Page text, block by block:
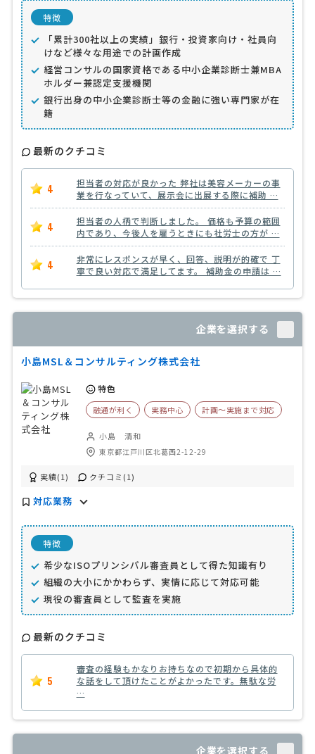
特徴
「累計300社以上の実績」銀行・投資家向け・社員向
けなど様々な用途での計画作成
経営コンサルの国家資格である中小企業診断士兼MBA
ホルダー兼認定支援機関
銀行出身の中小企業診断士等の金融に強い専門家が在
籍
最新のクチコミ
4
担当者の対応が良かった 弊社は美容メーカーの事
業を行なっていて、展示会に出展する際に補助 …
4
担当者の人柄で判断しました。 価格も予算の範囲
内であり、今後人を雇うときにも社労士の方が …
4
非常にレスポンスが早く、回答、説明が的確で 丁
寧で良い対応で満足してます。 補助金の申請は …
企業を選択する
小島MSL＆コンサルティング株式会社
特色
融通が利く 実務中心 計画〜実施まで対応
小島 清和
東京都江戸川区北葛西2-12-29
実績(1) クチコミ(1)
対応業務
特徴
希少なISOプリンシパル審査員として得た知識有り
組織の大小にかかわらず、実情に応じて対応可能
現役の審査員として監査を実施
最新のクチコミ
5
審査の経験もかなりお持ちなので初期から具体的
な話をして頂けたことがよかったです。無駄な労
…
企業を選択する